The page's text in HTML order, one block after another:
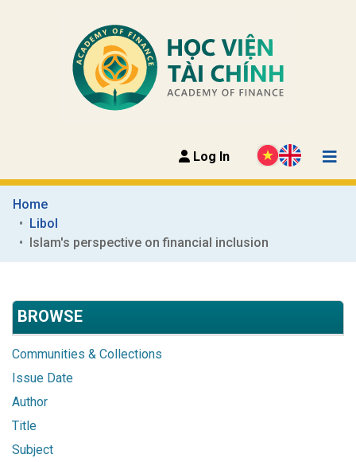
Log In
Home
Libol
Islam's perspective on financial inclusion
BROWSE
Communities & Collections
Issue Date
Author
Title
Subject